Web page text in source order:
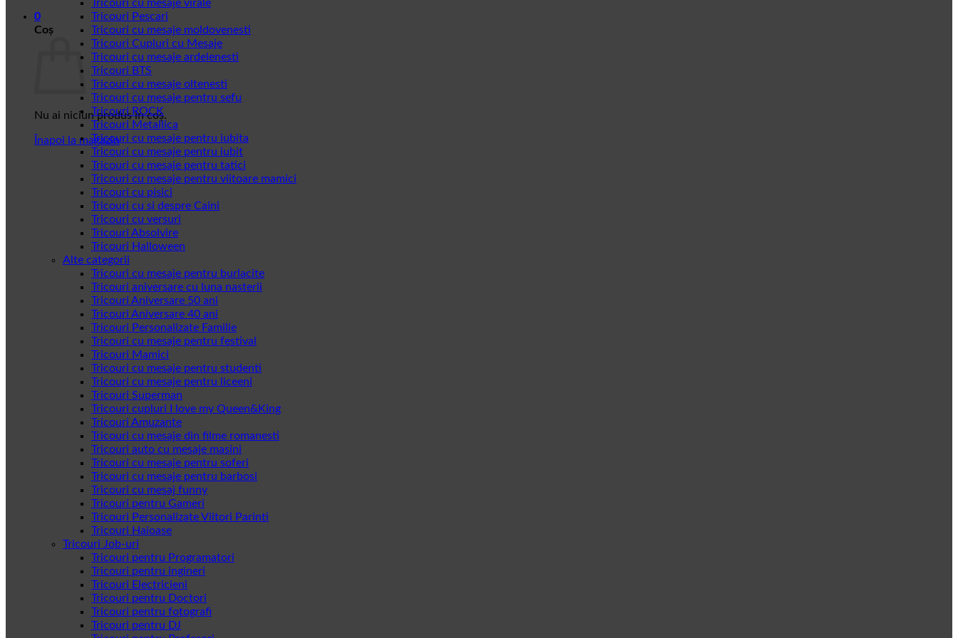
0
Coș
Nu ai niciun produs în coș.
Înapoi la magazin
Tricouri cu mesaje virale
Tricouri Pescari
Tricouri cu mesaje moldovenesti
Tricouri Cupluri cu Mesaje
Tricouri cu mesaje ardelenesti
Tricouri BTS
Tricouri cu mesaje oltenesti
Tricouri cu mesaje pentru sefu
Tricouri ROCK
Tricouri Metallica
Tricouri cu mesaje pentru iubita
Tricouri cu mesaje pentru iubit
Tricouri cu mesaje pentru tatici
Tricouri cu mesaje pentru viitoare mamici
Tricouri cu pisici
Tricouri cu si despre Caini
Tricouri cu versuri
Tricouri Absolvire
Tricouri Halloween
Alte categorii
Tricouri cu mesaje pentru burlacite
Tricouri aniversare cu luna nasterii
Tricouri Aniversare 50 ani
Tricouri Aniversare 40 ani
Tricouri Personalizate Familie
Tricouri cu mesaje pentru festival
Tricouri Mamici
Tricouri cu mesaje pentru studenti
Tricouri cu mesaje pentru liceeni
Tricouri Superman
Tricouri cupluri I love my Queen&King
Tricouri Amuzante
Tricouri cu mesaje din filme romanesti
Tricouri auto cu mesaje masini
Tricouri cu mesaje pentru soferi
Tricouri cu mesaje pentru barbosi
Tricouri cu mesaj funny
Tricouri pentru Gameri
Tricouri Personalizate Viitori Parinti
Tricouri Haioase
Tricouri Job-uri
Tricouri pentru Programatori
Tricouri pentru ingineri
Tricouri Electricieni
Tricouri pentru Doctori
Tricouri pentru fotografi
Tricouri pentru DJ